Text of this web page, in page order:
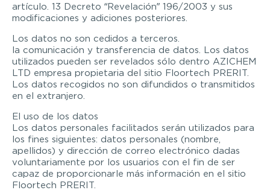
artículo. 13 Decreto “Revelación” 196/2003 y sus
modificaciones y adiciones posteriores.
Los datos no son cedidos a terceros.
la comunicación y transferencia de datos. Los datos
utilizados pueden ser revelados sólo dentro AZICHEM
LTD empresa propietaria del sitio Floortech PRERIT.
Los datos recogidos no son difundidos o transmitidos
en el extranjero.
El uso de los datos
Los datos personales facilitados serán utilizados para
los fines siguientes: datos personales (nombre,
apellidos) y dirección de correo electrónico dadas
voluntariamente por los usuarios con el fin de ser
capaz de proporcionarle más información en el sitio
Floortech PRERIT.